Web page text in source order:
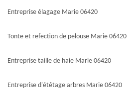
Entreprise élagage Marie 06420
Tonte et refection de pelouse Marie 06420
Entreprise taille de haie Marie 06420
Entreprise d'étêtage arbres Marie 06420